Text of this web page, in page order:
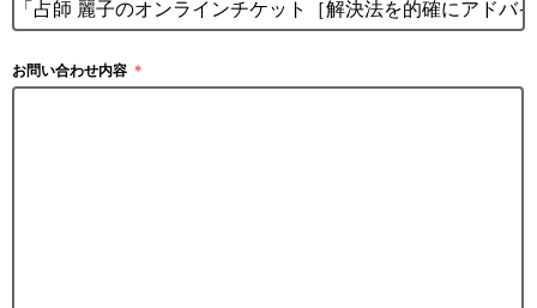
お問い合わせ内容 ＊